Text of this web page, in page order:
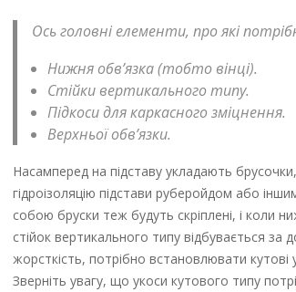
Ось головні елементи, про які
Нижня обв’язка (тобто вінці).
Стійки вертикального типу.
Підкоси для каркасного зміцнення.
Верхньої обв’язки.
Насамперед на підставу укладають
гідроізоляцію підстави руберойдом або
собою бруски теж будуть скріплені, і коли
стійок вертикального типу відбувається за
жорсткість, потрібно встановлювати
Зверніть увагу, що укоси кутового типу